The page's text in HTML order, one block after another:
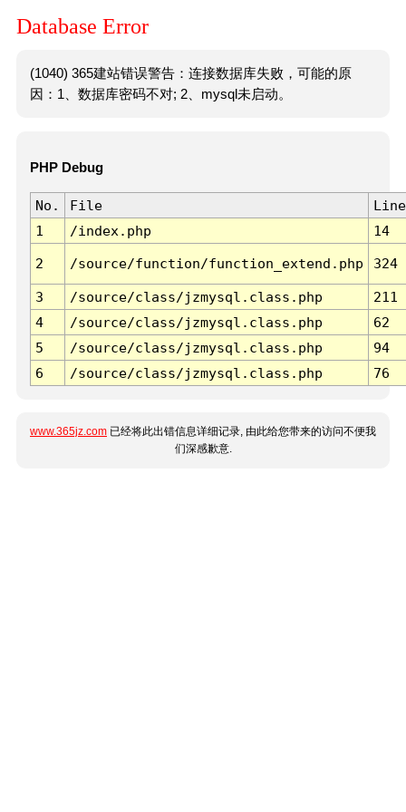
Database Error
(1040) 365建站错误警告：连接数据库失败，可能的原
因：1、数据库密码不对; 2、mysql未启动。
PHP Debug
No. File
Line
1
/index.php 14
2 /source/function/function_extend.php 324
3 /source/class/jzmysql.class.php
211
4
/source/class/jzmysql.class.php
62
5
/source/class/jzmysql.class.php
94
6
/source/class/jzmysql.class.php 76
www.365jz.com 已经将此出错信息详细记录, 由此给您带来的访问不便我
们深感歉意.